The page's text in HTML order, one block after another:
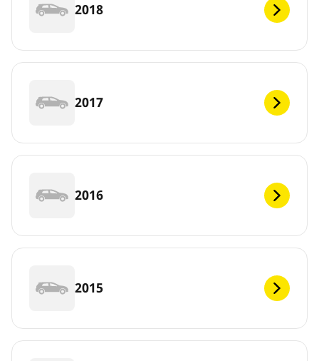
2018
2017
2016
2015